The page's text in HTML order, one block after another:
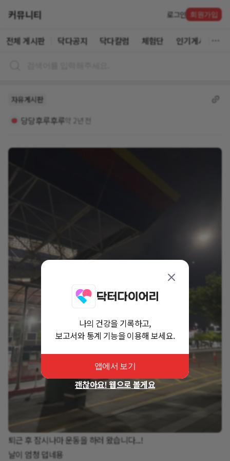
커뮤니티 로그인 회원가입
전체 게시판 닥다공지 닥다칼럼 체험단 인기게시글
자유게시판
당당후루후루 약 2년 전
퇴근 후 잠시나마 운동을 하러 왔습니다...!
날이 엄청 덥네용
나의 건강을 기록하고,
보고서와 통계 기능을 이용해 보세요.
앱에서 보기
괜찮아요! 웹으로 볼게요